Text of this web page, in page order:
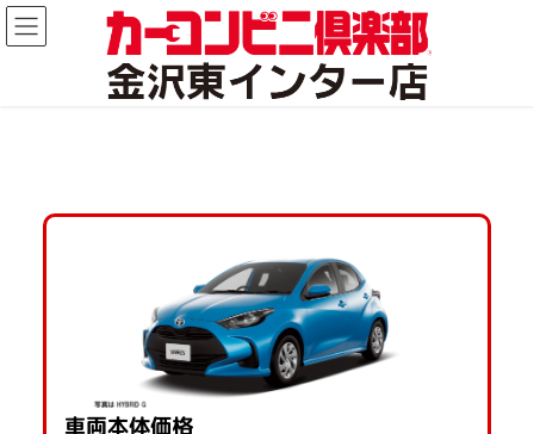
車両本体価格